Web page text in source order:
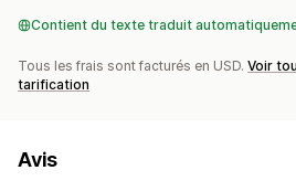
Contient du texte traduit
Tous les frais sont facturés en USD. Voir
tarification
Avis